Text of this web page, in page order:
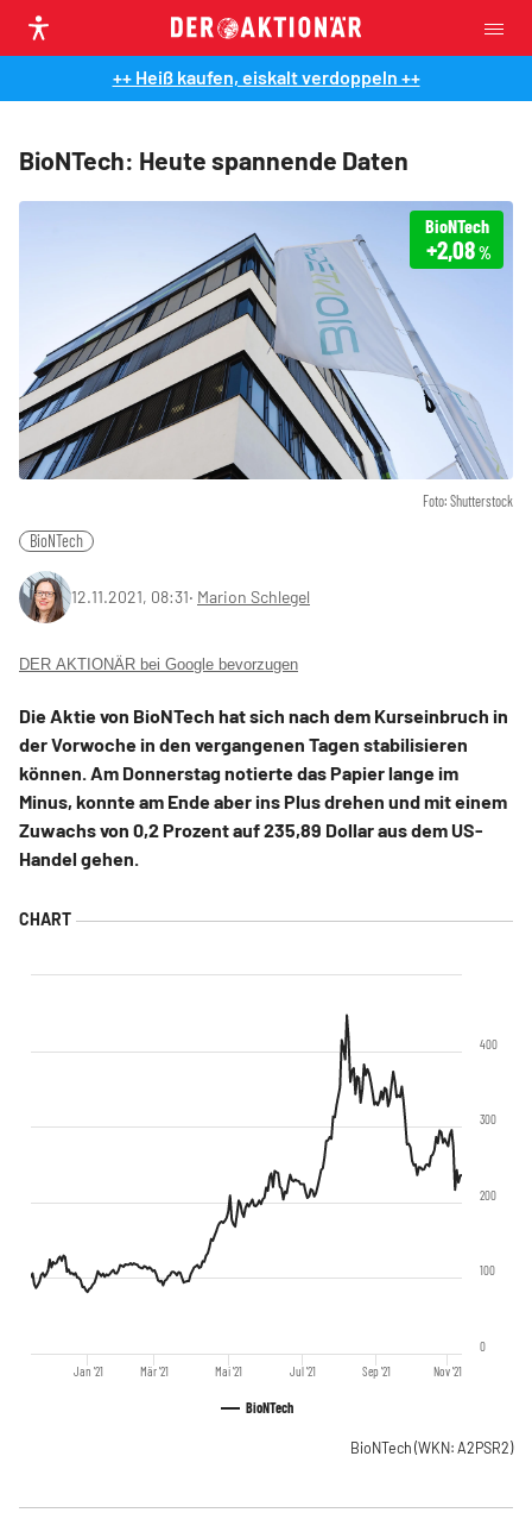
++ Heiß kaufen, eiskalt verdoppeln ++
BioNTech: Heute spannende Daten
Foto: Shutterstock
BioNTech
+2,08%
BioNTech
12.11.2021, 08:31‧ Marion Schlegel
DER AKTIONÄR bei Google bevorzugen
Die Aktie von BioNTech hat sich nach dem Kurseinbruch in
der Vorwoche in den vergangenen Tagen stabilisieren
können. Am Donnerstag notierte das Papier lange im
Minus, konnte am Ende aber ins Plus drehen und mit einem
Zuwachs von 0,2 Prozent auf 235,89 Dollar aus dem US-
Handel gehen.
BioNTech
Jan '21 Mär '21 Mai '21 Jul '21 Sep '21 Nov '21
0
100
200
300
400
BioNTech (WKN: A2PSR2)